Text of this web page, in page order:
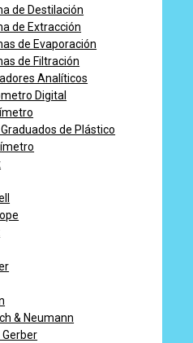
de Destilación
de Extracción
de Evaporación
de Filtración
Analíticos
Digital
de Plástico
& Neumann
Gerber